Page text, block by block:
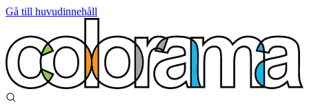
Gå till huvudinnehåll